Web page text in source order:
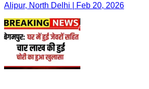
Alipur, North Delhi | Feb 20, 2026